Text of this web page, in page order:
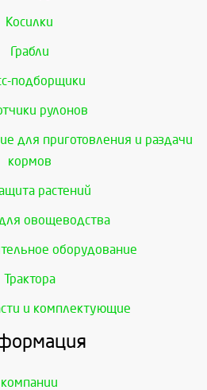
Косилки
Грабли
подборщики
рулонов
для приготовления и раздачи
кормов
растений
овощеводства
оборудование
Трактора
и комплектующие